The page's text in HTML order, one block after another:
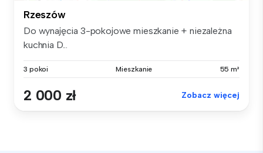
Rzeszów
Do wynajęcia 3-pokojowe mieszkanie + niezależna
kuchnia D...
3 pokoi Mieszkanie 55 m²
2 000 zł Zobacz więcej